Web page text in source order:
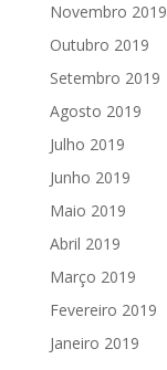
Novembro 2019
Outubro 2019
Setembro 2019
Agosto 2019
Julho 2019
Junho 2019
Maio 2019
Abril 2019
Março 2019
Fevereiro 2019
Janeiro 2019